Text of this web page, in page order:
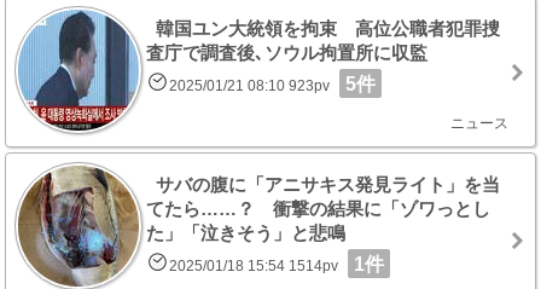
韓国ユン大統領を拘束 高位公職者犯罪捜
査庁で調査後､ソウル拘置所に収監
2025/01/21 08:10 923pv 5件
ニュース
サバの腹に「アニサキス発見ライト」を当
てたら……？ 衝撃の結果に「ゾワっとし
た」「泣きそう」と悲鳴
2025/01/18 15:54 1514pv 1件